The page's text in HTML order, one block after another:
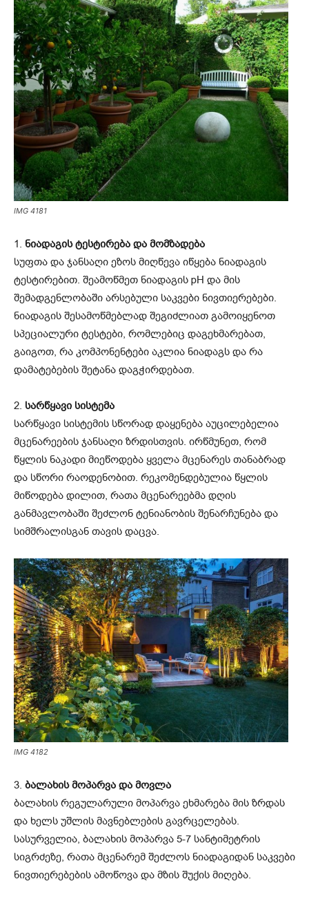
IMG 4181
1. ნიადაგის ტესტირება და მომზადება
სუფთა და ჯანსაღი ეზოს მიღწევა იწყება ნიადაგის
ტესტირებით. შეამოწმეთ ნიადაგის pH და მის
შემადგენლობაში არსებული საკვები ნივთიერებები.
ნიადაგის შესამოწმებლად შეგიძლიათ გამოიყენოთ
სპეციალური ტესტები, რომლებიც დაგეხმარებათ,
გაიგოთ, რა კომპონენტები აკლია ნიადაგს და რა
დამატებების შეტანა დაგჭირდებათ.
2. სარწყავი სისტემა
სარწყავი სისტემის სწორად დაყენება აუცილებელია
მცენარეების ჯანსაღი ზრდისთვის. ირწმუნეთ, რომ
წყლის ნაკადი მიეწოდება ყველა მცენარეს თანაბრად
და სწორი რაოდენობით. რეკომენდებულია წყლის
მიწოდება დილით, რათა მცენარეებმა დღის
განმავლობაში შეძლონ ტენიანობის შენარჩუნება და
სიმშრალისგან თავის დაცვა.
IMG 4182
3. ბალახის მოპარვა და მოვლა
ბალახის რეგულარული მოპარვა ეხმარება მის ზრდას
და ხელს უშლის მავნებლების გავრცელებას.
სასურველია, ბალახის მოპარვა 5-7 სანტიმეტრის
სიგრძეზე, რათა მცენარემ შეძლოს ნიადაგიდან საკვები
ნივთიერებების ამოწოვა და მზის შუქის მიღება.